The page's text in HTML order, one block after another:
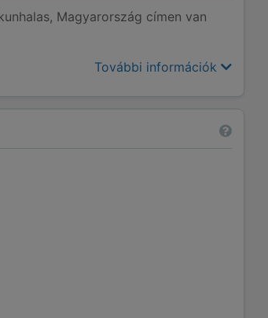
Magyarország címen van
További információk